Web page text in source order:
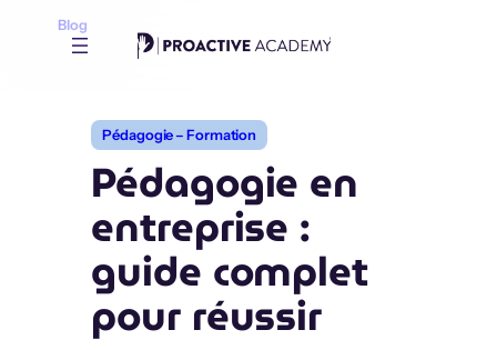
Blog
Pédagogie – Formation
Pédagogie en
entreprise :
guide complet
pour réussir